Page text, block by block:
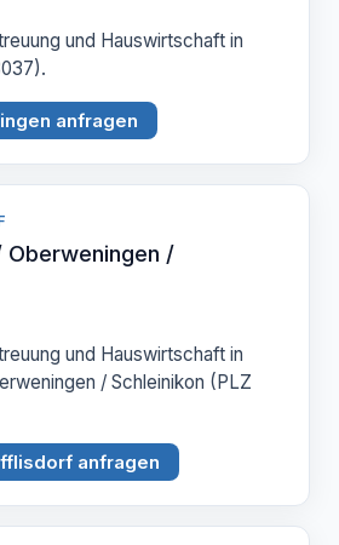
und Hauswirtschaft in
anfragen
/
und Hauswirtschaft in
/ Schleinikon (PLZ
anfragen